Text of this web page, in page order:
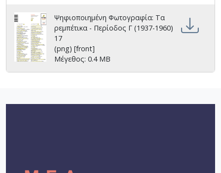
Ψηφιοποιημένη Φωτογραφία: Τα
ρεμπέτικα - Περίοδος Γ (1937-1960)
17
(png) [front]
Μέγεθος: 0.4 MB